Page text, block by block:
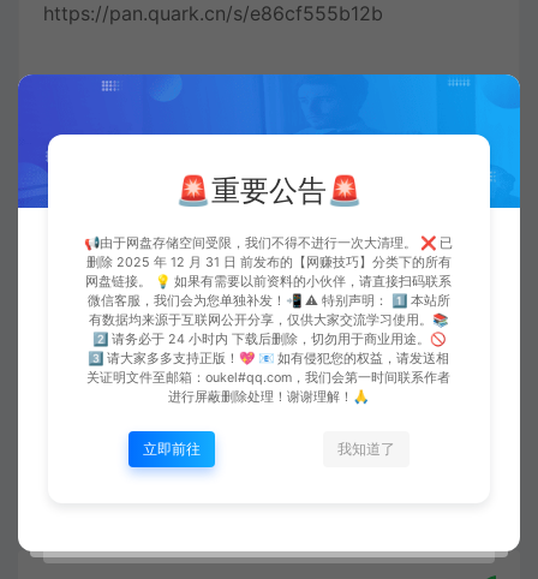
https://pan.quark.cn/s/e86cf555b12b
学习和文献参考，版权归属于原作者，请在下载后24小时内删
除。 如果有侵权之处请第一时间联系oukel#qq.com删除，敬
请谅解！(#替换@)
欧珂网络 安卓
签名设计专家 v1.3 解锁去广告
https://oukel.com/790.html
🚨重要公告🚨
📢由于网盘存储空间受限，我们不得不进行一次大清理。 ❌ 已
删除 2025 年 12 月 31 日 前发布的【网赚技巧】分类下的所有
网盘链接。 💡 如果有需要以前资料的小伙伴，请直接扫码联系
微信客服，我们会为您单独补发！📲 ⚠️ 特别声明： 1️⃣ 本站所
有数据均来源于互联网公开分享，仅供大家交流学习使用。📚
2️⃣ 请务必于 24 小时内 下载后删除，切勿用于商业用途。🚫
3️⃣ 请大家多多支持正版！💖 📧 如有侵犯您的权益，请发送相
关证明文件至邮箱：oukel#qq.com，我们会第一时间联系作者
进行屏蔽删除处理！谢谢理解！🙏
立即前往 我知道了